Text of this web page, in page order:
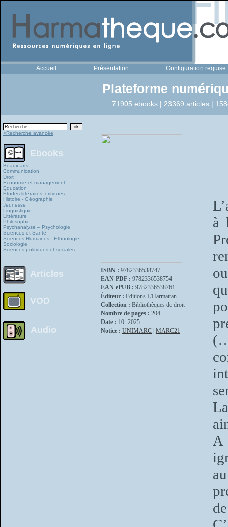
Accueil Présentation Configuration requise
Plateforme
71905 ebooks | 23369 articles |
>Recherche avancée
Ebooks
Beaux-arts
Communication
Droit
Economie et management
Education
Études littéraires, critiques
Histoire - Géographie
Jeunesse
Linguistique
Littérature
Philosophie
Psychanalyse – Psychologie
Sciences et Santé
Sciences Humaines - Ethnologie -
Sociologie
Sciences politiques et sociales
Articles
VOD
Audio
ISBN : 9782336538747
EAN PDF : 9782336538754
EAN ePUB : 9782336538761
Éditeur : Editions L'Harmattan
Collection : Bibliothèques de droit
Nombre de pages : 204
Date : 10- 2025
Notice : UNIMARC MARC21
à
A